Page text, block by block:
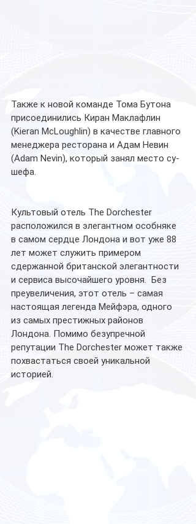
Также к новой команде Тома Бутона
присоединились Киран Маклафлин
(Kieran McLoughlin) в качестве главного
менеджера ресторана и Адам Невин
(Adam Nevin), который занял место су-
шефа.
Культовый отель The Dorchester
расположился в элегантном особняке
в самом сердце Лондона и вот уже 88
лет может служить примером
сдержанной британской элегантности
и сервиса высочайшего уровня.  Без
преувеличения, этот отель – самая
настоящая легенда Мейфэра, одного
из самых престижных районов
Лондона. Помимо безупречной
репутации The Dorchester может также
похвастаться своей уникальной
историей.